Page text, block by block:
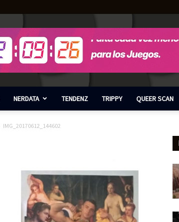
NERDATA TENDENZ TRIPPY QUEER SCAN
IMG_20170612_144602